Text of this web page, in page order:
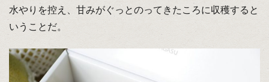
水やりを控え、甘みがぐっとのってきたころに収穫すると
いうことだ。